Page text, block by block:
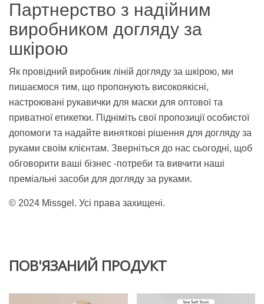
Партнерство з надійним
виробником догляду за
шкірою
Як провідний виробник ліній догляду за шкірою, ми
пишаємося тим, що пропонують високоякісні,
настроювані рукавички для маски для оптової та
приватної етикетки. Підніміть свої пропозиції особистої
допомоги та надайте виняткові рішення для догляду за
руками своїм клієнтам. Зверніться до нас сьогодні, щоб
обговорити ваші бізнес -потреби та вивчити наші
преміальні засоби для догляду за руками.
© 2024 Missgel. Усі права захищені.
ПОВ'ЯЗАНИЙ ПРОДУКТ